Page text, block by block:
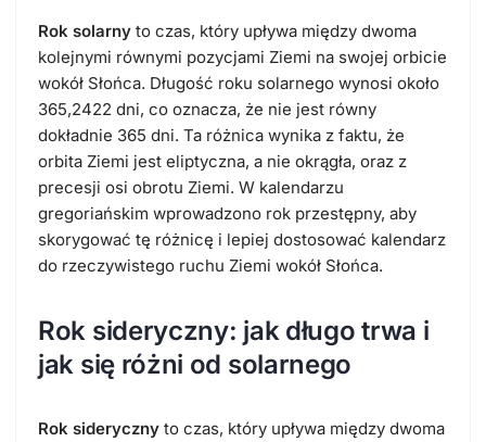
Rok solarny to czas, który upływa między dwoma
kolejnymi równymi pozycjami Ziemi na swojej orbicie
wokół Słońca. Długość roku solarnego wynosi około
365,2422 dni, co oznacza, że nie jest równy
dokładnie 365 dni. Ta różnica wynika z faktu, że
orbita Ziemi jest eliptyczna, a nie okrągła, oraz z
precesji osi obrotu Ziemi. W kalendarzu
gregoriańskim wprowadzono rok przestępny, aby
skorygować tę różnicę i lepiej dostosować kalendarz
do rzeczywistego ruchu Ziemi wokół Słońca.
Rok sideryczny: jak długo trwa i
jak się różni od solarnego
Rok sideryczny to czas, który upływa między dwoma